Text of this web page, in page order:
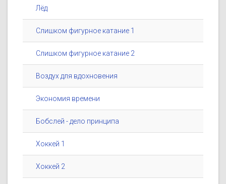
Лёд
Слишком фигурное катание 1
Слишком фигурное катание 2
Воздух для вдохновения
Экономия времени
Бобслей - дело принципа
Хоккей 1
Хоккей 2